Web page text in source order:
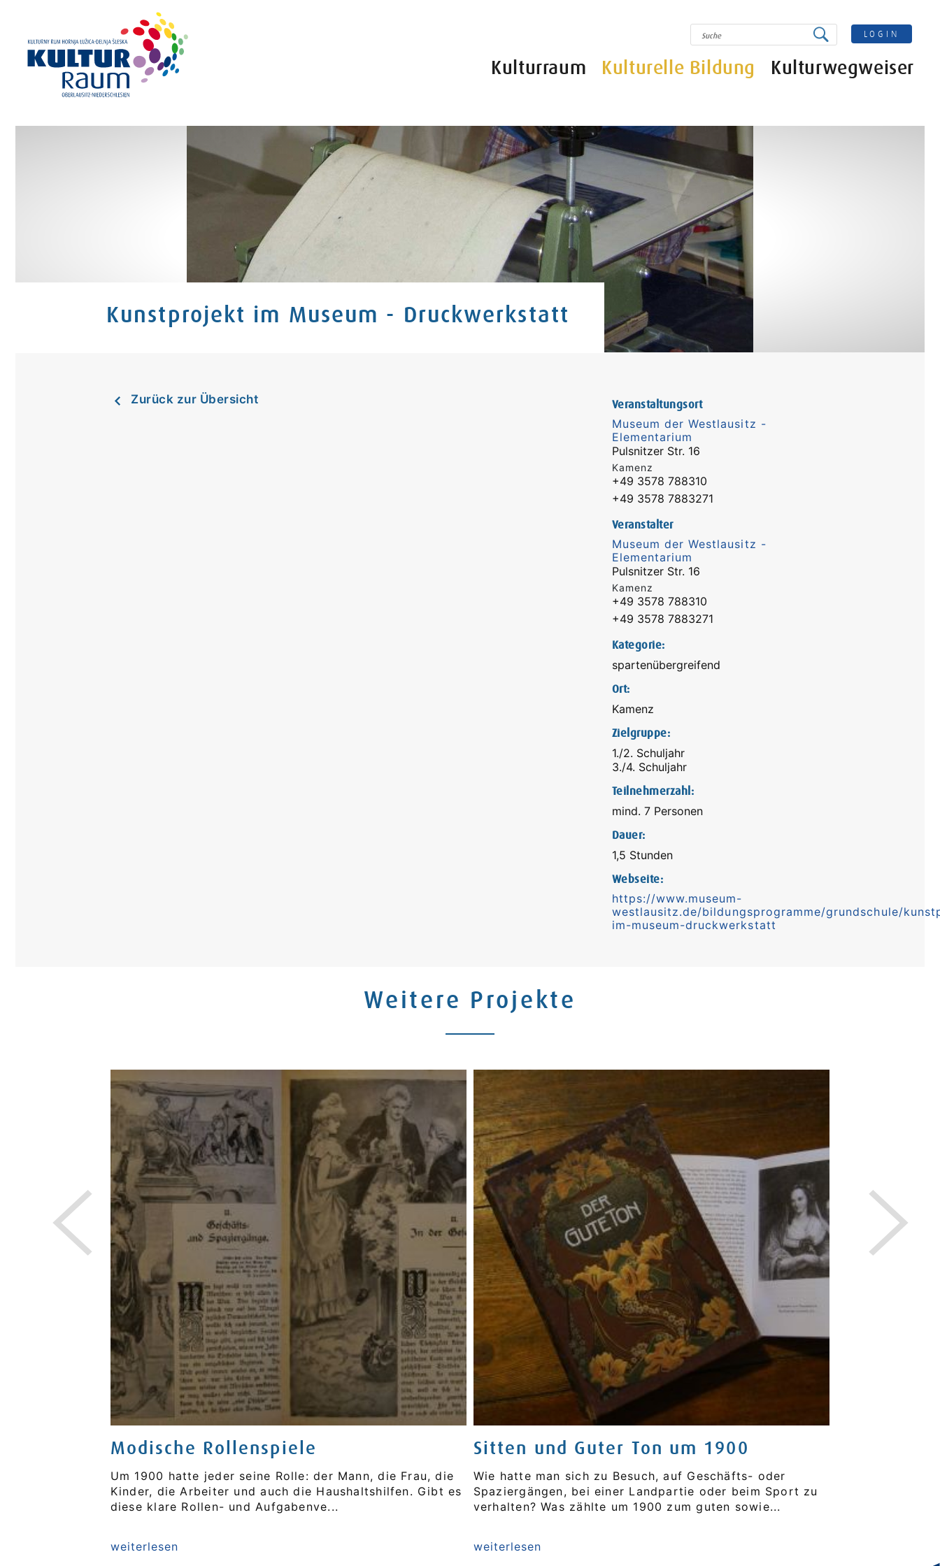
SUCHE LOGIN
Kulturraum Kulturelle Bildung Kulturwegweiser
Kunstprojekt im Museum - Druckwerkstatt
Zurück zur Übersicht Veranstaltungsort
Museum der Westlausitz -
Elementarium
Pulsnitzer Str. 16
Kamenz
+49 3578 788310
+49 3578 7883271
Veranstalter
Museum der Westlausitz -
Elementarium
Pulsnitzer Str. 16
Kamenz
+49 3578 788310
+49 3578 7883271
Kategorie:
spartenübergreifend
Ort:
Kamenz
Zielgruppe:
1./2. Schuljahr
3./4. Schuljahr
Teilnehmerzahl:
mind. 7 Personen
Dauer:
1,5 Stunden
Webseite:
https://www.museum-
westlausitz.de/bildungsprogramme/grundschule/
im-museum-druckwerkstatt
Weitere Projekte
Modische Rollenspiele
Um 1900 hatte jeder seine Rolle: der Mann, die Frau, die
Kinder, die Arbeiter und auch die Haushaltshilfen. Gibt es
diese klare Rollen- und Aufgabenve...
weiterlesen
Sitten und Guter Ton um 1900
Wie hatte man sich zu Besuch, auf Geschäfts- oder
Spaziergängen, bei einer Landpartie oder beim Sport zu
verhalten? Was zählte um 1900 zum guten sowie...
weiterlesen